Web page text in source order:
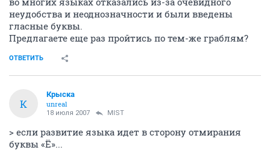
неудобства и неоднозначности и были введены
гласные буквы.
Предлагаете еще раз пройтись по тем-же граблям?
ОТВЕТИТЬ
К
Крыска
unreal
18 июля 2007 MIST
> если развитие языка идет в сторону отмирания
буквы «Ё»...